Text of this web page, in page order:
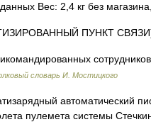
Вес: 2,4 кг без
ПУНКТ
словарь И. Мостицкого
автоматический
пулемета системы